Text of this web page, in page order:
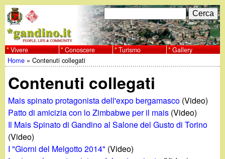
al
contenuto
principale
w
w
w
.
g
F
o
r
m
d
i
r
C
e
r
c
Vivere Conoscere Turismo Gallery
Tu
sei
qui
Home »Contenuti collegati
Contenuti collegati
Mais spinato protagonista dell'expo bergamasco (Video)
Patto di amicizia con lo Zimbabwe per il mais (Video)
Il Mais Spinato di Gandino al Salone del Gusto di Torino
(Video)
I "Giorni del Melgotto 2014" (Video)